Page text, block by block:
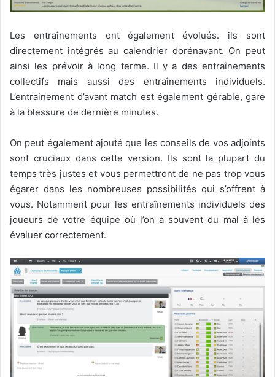
Les entraînements ont également évolués. ils sont
directement intégrés au calendrier dorénavant. On peut
ainsi les prévoir à long terme. Il y a des entraînements
collectifs mais aussi des entraînements individuels.
L’entrainement d’avant match est également gérable, gare
à la blessure de dernière minutes.
On peut également ajouté que les conseils de vos adjoints
sont cruciaux dans cette version. Ils sont la plupart du
temps très justes et vous permettront de ne pas trop vous
égarer dans les nombreuses possibilités qui s’offrent à
vous. Notamment pour les entraînements individuels des
joueurs de votre équipe où l’on a souvent du mal à les
évaluer correctement.